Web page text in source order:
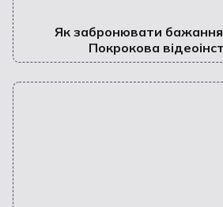
Як забронювати
Покрокова